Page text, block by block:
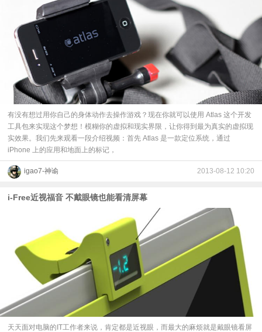
专
有没有想过用你自己的身体动作去操作游戏？现在你就可以使用 Atlas 这个开发
工具包来实现这个梦想！模糊你的虚拟和现实界限，让你得到最为真实的虚拟现
实效果。我们先来观看一段介绍视频：首先 Atlas 是一款定位系统，通过
iPhone 上的应用和地面上的标记，
igao7-神谕 2013-08-12 10:20
i-Free近视福音 不戴眼镜也能看清屏幕
天天面对电脑的IT工作者来说，肯定都是近视眼，而最大的麻烦就是戴眼镜看屏